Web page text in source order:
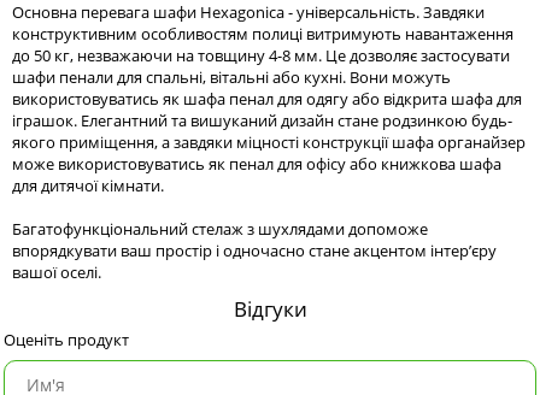
Основна перевага шафи Hexagonica - універсальність. Завдяки
конструктивним особливостям полиці витримують навантаження
до 50 кг, незважаючи на товщину 4-8 мм. Це дозволяє застосувати
шафи пенали для спальні, вітальні або кухні. Вони можуть
використовуватись як шафа пенал для одягу або відкрита шафа для
іграшок. Елегантний та вишуканий дизайн стане родзинкою будь-
якого приміщення, а завдяки міцності конструкції шафа органайзер
може використовуватись як пенал для офісу або книжкова шафа
для дитячої кімнати.
Багатофункціональний стелаж з шухлядами допоможе
впорядкувати ваш простір і одночасно стане акцентом інтер’єру
вашої оселі.
Відгуки
Оценіть продукт